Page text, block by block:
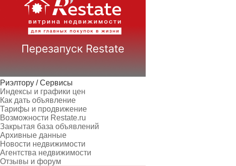
Риэлтору / Сервисы
Индексы и графики цен
Как дать объявление
Тарифы и продвижение
Возможности Restate.ru
Закрытая база объявлений
Архивные данные
Новости недвижимости
Агентства недвижимости
Отзывы и форум